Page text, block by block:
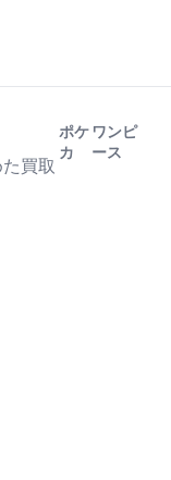
買取
ポケ
カ
ワンピ
ース